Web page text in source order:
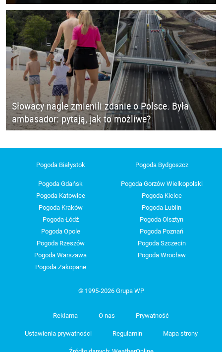
Słowacy nagle zmienili zdanie o Polsce. Była
ambasador: pytają, jak to możliwe?
Pogoda Białystok Pogoda Bydgoszcz
Pogoda Gdańsk
Pogoda Gorzów Wielkopolski
Pogoda Katowice
Pogoda Kielce
Pogoda Kraków
Pogoda Lublin
Pogoda Łódź
Pogoda Olsztyn
Pogoda Opole
Pogoda Poznań
Pogoda Rzeszów
Pogoda Szczecin
Pogoda Warszawa
Pogoda Wrocław
Pogoda Zakopane
© 1995-2026 Grupa WP
Reklama O nas Prywatność
Ustawienia prywatności Regulamin Mapa strony